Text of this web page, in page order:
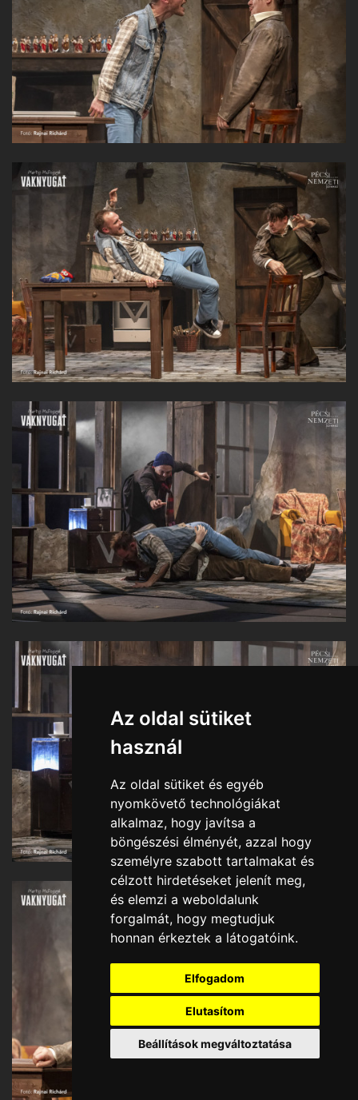
Az oldal sütiket
használ
Az oldal sütiket és egyéb
nyomkövető technológiákat
alkalmaz, hogy javítsa a
böngészési élményét, azzal hogy
személyre szabott tartalmakat és
célzott hirdetéseket jelenít meg,
és elemzi a weboldalunk
forgalmát, hogy megtudjuk
honnan érkeztek a látogatóink.
Elfogadom
Elutasítom
Beállítások megváltoztatása